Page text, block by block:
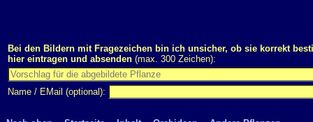
Bei den Bildern mit Fragezeichen bin ich unsicher, ob sie korrekt
hier eintragen und absenden (max. 300 Zeichen):
Name / EMail (optional):